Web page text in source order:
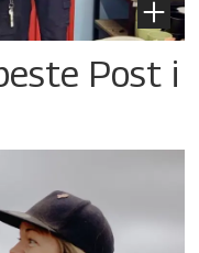
Post i